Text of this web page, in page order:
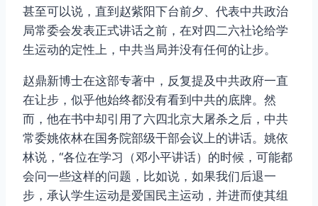
甚至可以说，直到赵紫阳下台前夕、代表中共政治
局常委会发表正式讲话之前，在对四二六社论给学
生运动的定性上，中共当局并没有任何的让步。
赵鼎新博士在这部专著中，反复提及中共政府一直
在让步，似乎他始终都没有看到中共的底牌。然
而，他在书中却引用了六四北京大屠杀之后，中共
常委姚依林在国务院部级干部会议上的讲话。姚依
林说，“各位在学习（邓小平讲话）的时候，可能都
会问一些这样的问题，比如说，如果我们后退一
步，承认学生运动是爱国民主运动，并进而使其组